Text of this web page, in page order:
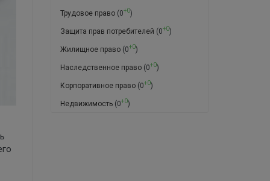
Трудовое право(0+0)
Защита прав потребителей (0+0)
Жилищное право(0+0)
Наследственное право(0+0)
Корпоративное право(0+0)
Недвижимость(0+0)